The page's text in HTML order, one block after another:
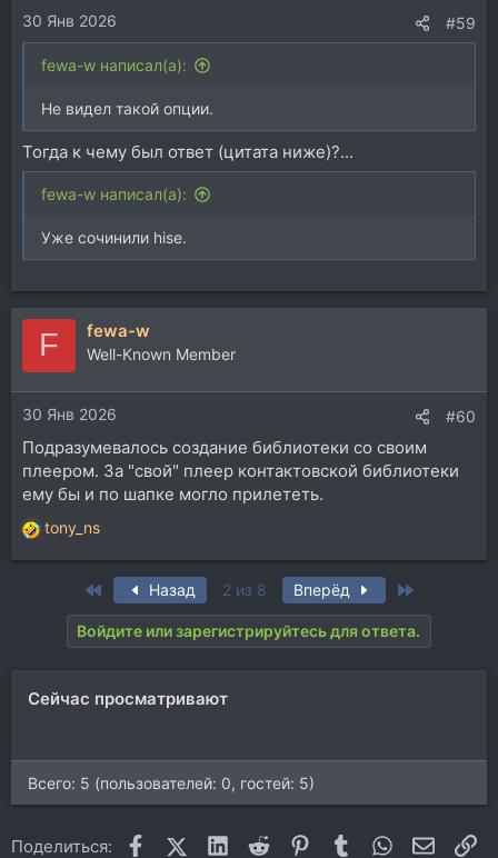
30 Янв 2026 #59
fewa-w написал(а):
Не видел такой опции.
Тогда к чему был ответ (цитата ниже)?...
fewa-w написал(а):
Уже сочинили hise.
F fewa-w
Well-Known Member
30 Янв 2026 #60
Подразумевалось создание библиотеки со своим
плеером. За "свой" плеер контактовской библиотеки
ему бы и по шапке могло прилететь.
Р
е
tony_ns
First Назад 2 из 8 Вперёд
Войдите или зарегистрируйтесь для ответа.
Сейчас просматривают
Всего: 5 (пользователей: 0, гостей: 5)
Поделиться: FacebookX (Twitter)
LinkedIn
Reddit Pinterest
Tumblr WhatsApp